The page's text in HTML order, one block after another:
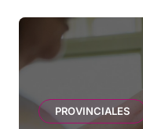
PROVINCIALES